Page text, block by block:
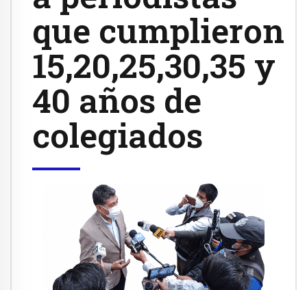
que cumplieron
15,20,25,30,35 y
40 años de
colegiados